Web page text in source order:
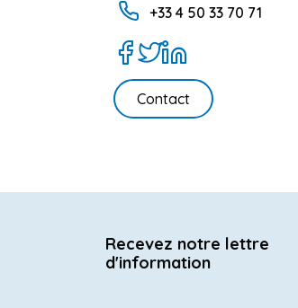
+33 4 50 33 70 71
Contact
Recevez notre lettre
d'information